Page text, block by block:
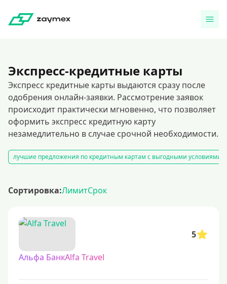
Экспресс-кредитные карты
Экспресс кредитные карты выдаются сразу после
одобрения онлайн-заявки. Рассмотрение заявок
происходит практически мгновенно, что позволяет
оформить экспресс кредитную карту
незамедлительно в случае срочной необходимости.
лучшие предложения по кредитным картам с выгодными условиями
Сортировка:ЛимитСрок
5
Альфа БанкAlfa Travel